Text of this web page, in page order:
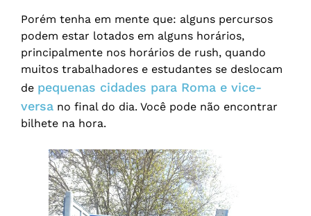
Porém tenha em mente que: alguns percursos
podem estar lotados em alguns horários,
principalmente nos horários de rush, quando
muitos trabalhadores e estudantes se deslocam
de pequenas cidades para Roma e vice-
versa no final do dia. Você pode não encontrar
bilhete na hora.